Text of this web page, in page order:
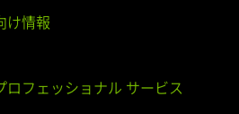
け情報
ロフェッショナル サービス